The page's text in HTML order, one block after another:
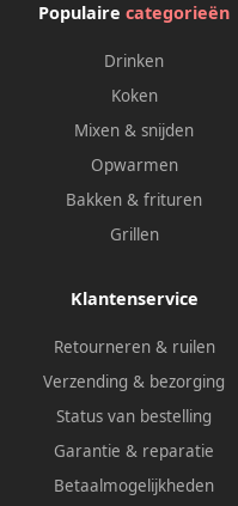
Populaire categorieën
Drinken
Koken
Mixen & snijden
Opwarmen
Bakken & frituren
Grillen
Klantenservice
Retourneren & ruilen
Verzending & bezorging
Status van bestelling
Garantie & reparatie
Betaalmogelijkheden